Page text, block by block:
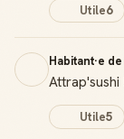
Utile6
Habitant·e
Attrap'sushi
Utile5